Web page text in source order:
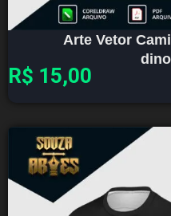
Arte Vetor
R$ 15,00